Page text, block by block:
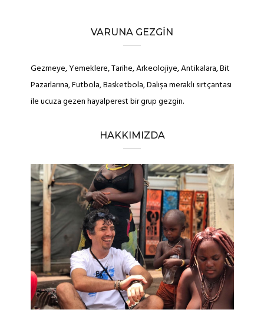
VARUNA GEZGIN
Gezmeye, Yemeklere, Tarihe, Arkeolojiye, Antikalara, Bit
Pazarlarına, Futbola, Basketbola, Dalışa meraklı sırtçantası
ile ucuza gezen hayalperest bir grup gezgin.
HAKKIMIZDA